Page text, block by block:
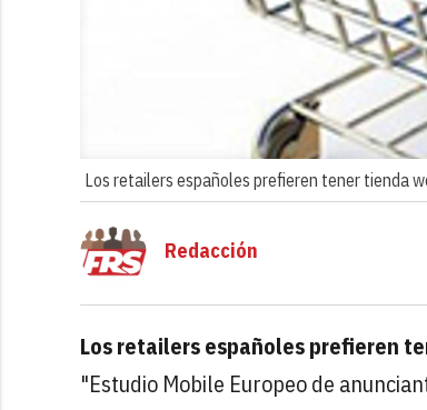
Los retailers españoles prefieren tener tienda
Redacción
Los retailers españoles prefieren
"Estudio Mobile Europeo de